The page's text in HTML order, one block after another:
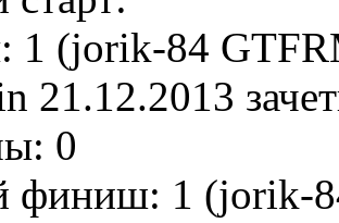
1 (jorik-84
21.12.2013
0
финиш: 1 (jorik-